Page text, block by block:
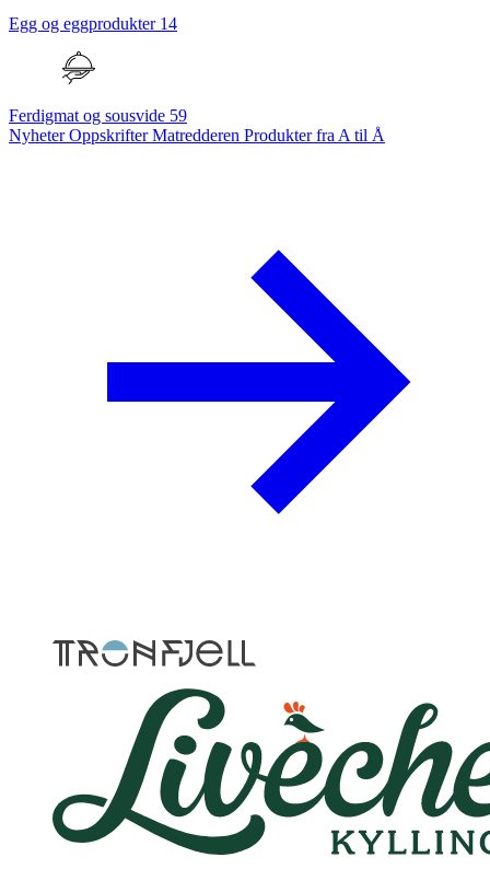
Egg og eggprodukter 14
Ferdigmat og sousvide 59
NyheterOppskrifterMatredderen Produkter fra A til Å